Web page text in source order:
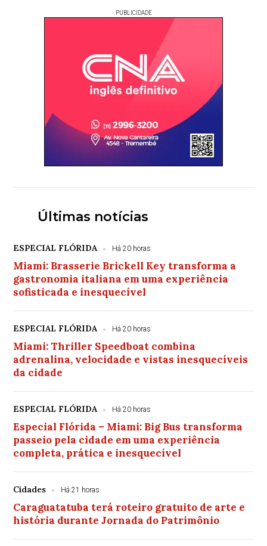
PUBLICIDADE
Últimas notícias
ESPECIAL FLÓRIDA Há 20 horas
Miami: Brasserie Brickell Key transforma a
gastronomia italiana em uma experiência
sofisticada e inesquecível
ESPECIAL FLÓRIDA Há 20 horas
Miami: Thriller Speedboat combina
adrenalina, velocidade e vistas inesquecíveis
da cidade
ESPECIAL FLÓRIDA Há 20 horas
Especial Flórida – Miami: Big Bus transforma
passeio pela cidade em uma experiência
completa, prática e inesquecível
Cidades Há 21 horas
Caraguatatuba terá roteiro gratuito de arte e
história durante Jornada do Patrimônio